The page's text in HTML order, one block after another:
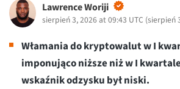
Lawrence Woriji
sierpień 3, 2026 at 09:43 UTC (sierpień
Włamania do kryptowalut w I
imponująco niższe niż w I
wskaźnik odzysku był niski.